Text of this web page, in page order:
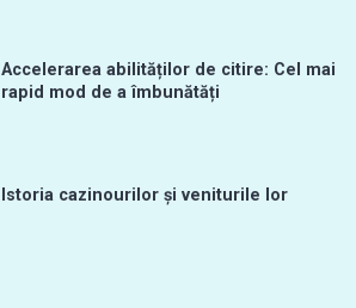
Accelerarea abilităților de citire: Cel mai
rapid mod de a îmbunătăți
Istoria cazinourilor și veniturile lor